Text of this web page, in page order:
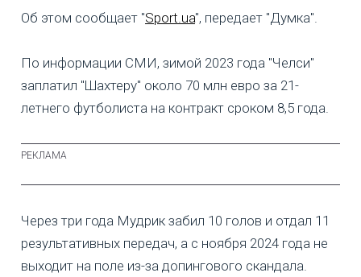
Об этом сообщает "Sport.ua", передает "Думка".
По информации СМИ, зимой 2023 года "Челси"
заплатил "Шахтеру" около 70 млн евро за 21-
летнего футболиста на контракт сроком 8,5 года.
Через три года Мудрик забил 10 голов и отдал 11
результативных передач, а с ноября 2024 года не
выходит на поле из-за допингового скандала.